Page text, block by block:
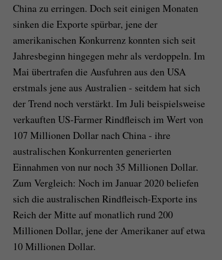
China zu erringen. Doch seit einigen Monaten
sinken die Exporte spürbar, jene der
amerikanischen Konkurrenz konnten sich seit
Jahresbeginn hingegen mehr als verdoppeln. Im
Mai übertrafen die Ausfuhren aus den USA
erstmals jene aus Australien - seitdem hat sich
der Trend noch verstärkt. Im Juli beispielsweise
verkauften US-Farmer Rindfleisch im Wert von
107 Millionen Dollar nach China - ihre
australischen Konkurrenten generierten
Einnahmen von nur noch 35 Millionen Dollar.
Zum Vergleich: Noch im Januar 2020 beliefen
sich die australischen Rindfleisch-Exporte ins
Reich der Mitte auf monatlich rund 200
Millionen Dollar, jene der Amerikaner auf etwa
10 Millionen Dollar.